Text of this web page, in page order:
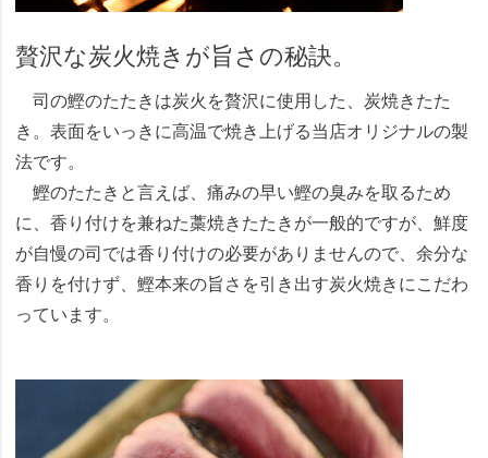
贅沢な炭火焼きが旨さの秘訣。
司の鰹のたたきは炭火を贅沢に使用した、炭焼きたた
き。表面をいっきに高温で焼き上げる当店オリジナルの製
法です。
鰹のたたきと言えば、痛みの早い鰹の臭みを取るため
に、香り付けを兼ねた藁焼きたたきが一般的ですが、鮮度
が自慢の司では香り付けの必要がありませんので、余分な
香りを付けず、鰹本来の旨さを引き出す炭火焼きにこだわ
っています。